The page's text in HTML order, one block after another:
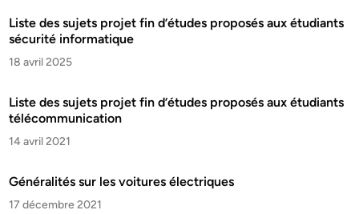
Liste des sujets projet fin d’études proposés aux étudiants
sécurité informatique
18 avril 2025
Liste des sujets projet fin d’études proposés aux étudiants
télécommunication
14 avril 2021
Généralités sur les voitures électriques
17 décembre 2021